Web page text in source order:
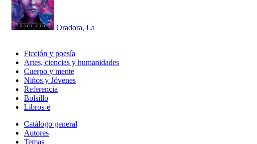
Oradora, La
Ficción y poesía
Artes, ciencias y humanidades
Cuerpo y mente
Niños y Jóvenes
Referencia
Bolsillo
Libros-e
Catálogo general
Autores
Temas